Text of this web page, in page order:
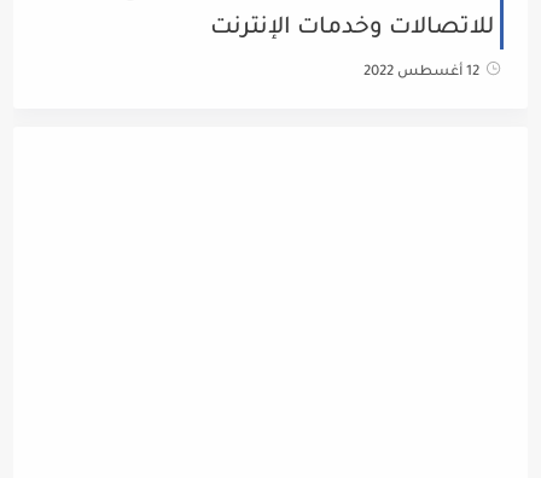
للاتصالات وخدمات الإنترنت
12 أغسطس 2022